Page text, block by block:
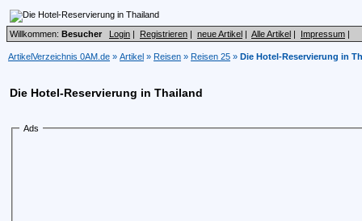
Willkommen: Besucher Login | Registrieren | neue Artikel | Alle Artikel | Impressum |
ArtikelVerzeichnis 0AM.de » Artikel » Reisen » Reisen 25 » Die Hotel-Reservierung in
Die Hotel-Reservierung in Thailand
Ads